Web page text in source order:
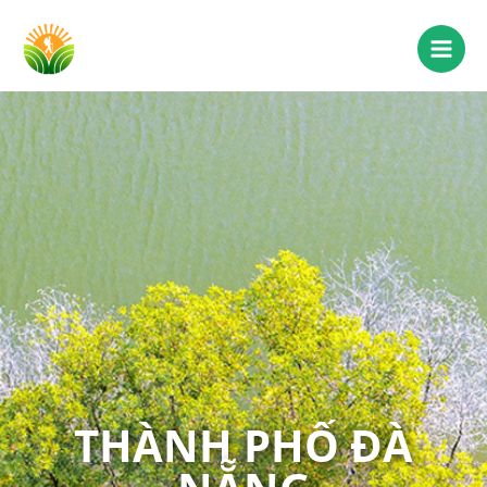
THÀNH PHỐ ĐÀ